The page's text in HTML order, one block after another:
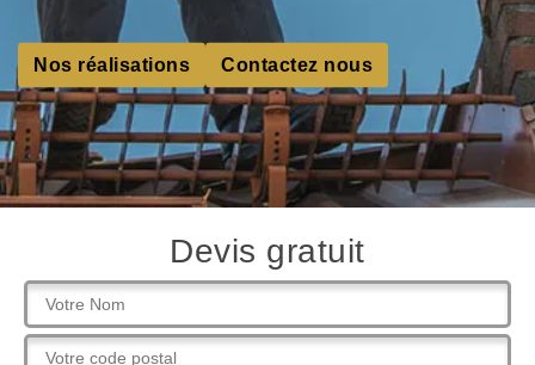
Nos réalisations Contactez nous
Devis gratuit